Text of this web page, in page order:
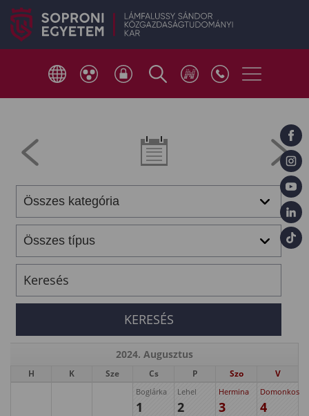
2024. Augusztus
H K Sze Cs P Szo V
Boglárka
1
Lehel
2
Hermina
3
Domonkos
4